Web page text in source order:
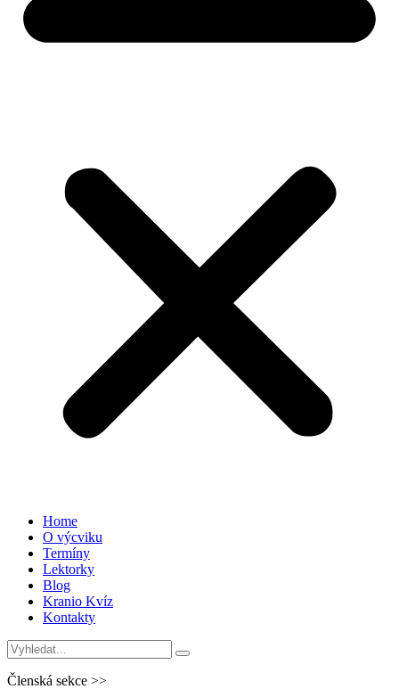
Home
O výcviku
Termíny
Lektorky
Blog
Kranio Kvíz
Kontakty
Členská sekce >>